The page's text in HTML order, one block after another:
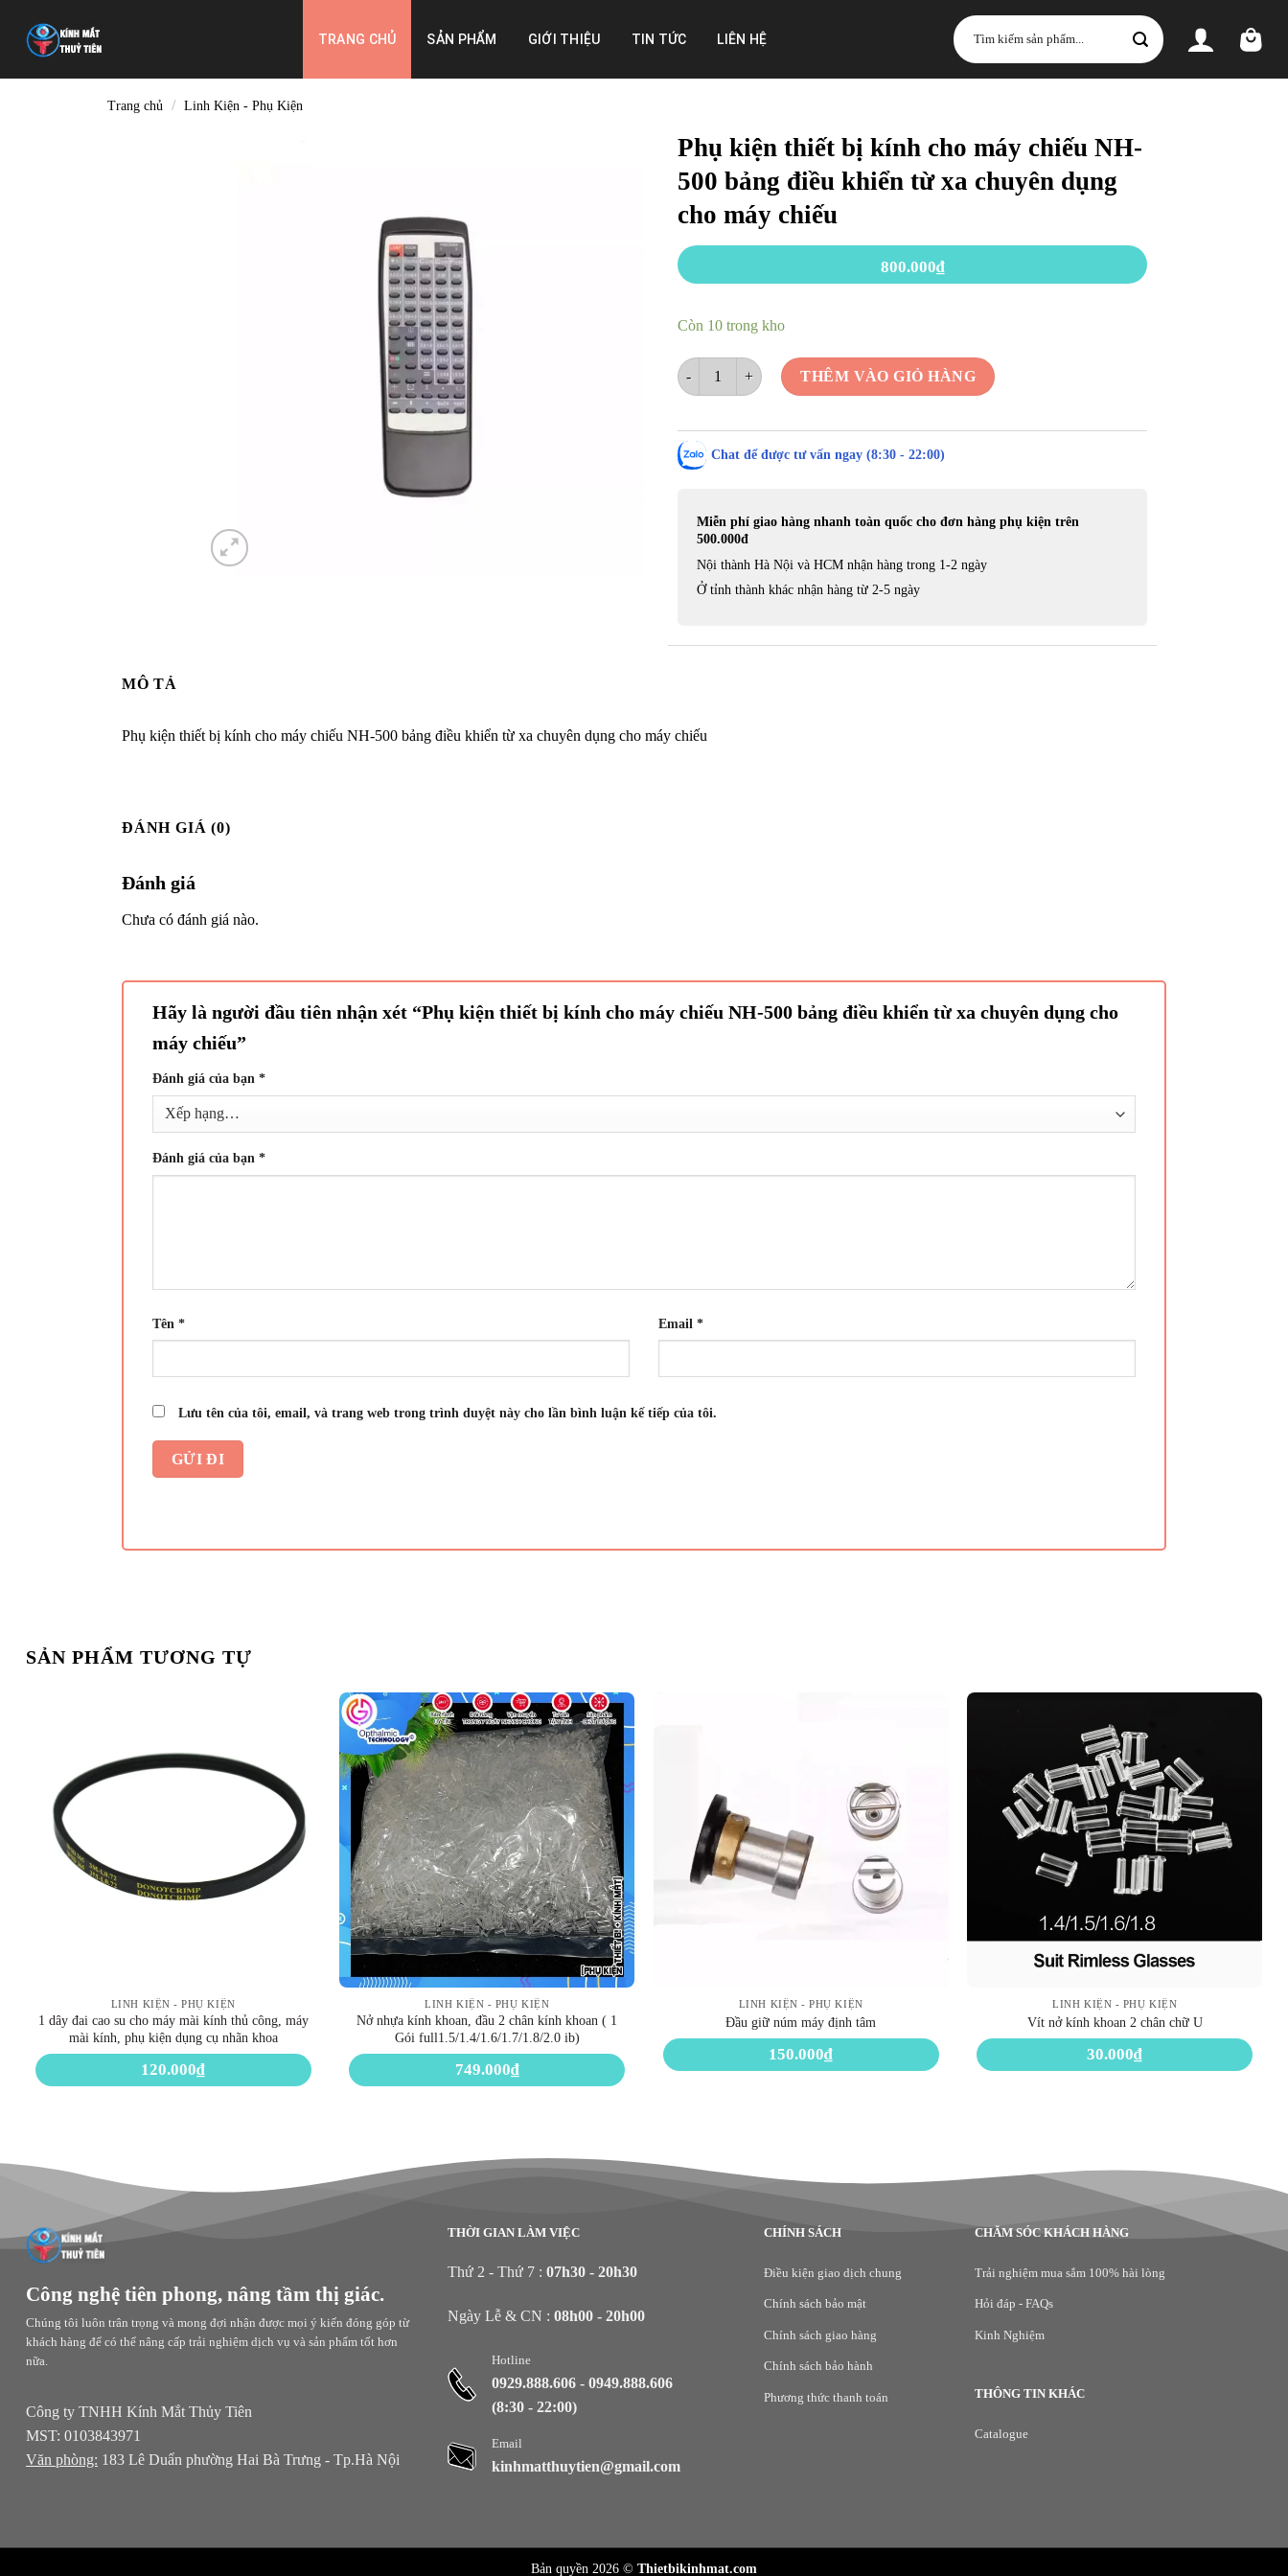
content
TRANG CHỦ SẢN PHẨM GIỚI THIỆU TIN TỨC LIÊN HỆ
Tìm
kiếm:
Trang chủ / Linh Kiện - Phụ Kiện
Phụ kiện thiết bị kính cho máy chiếu NH-
500 bảng điều khiển từ xa chuyên dụng
cho máy chiếu
800.000₫
Còn 10 trong kho
Phụ kiện thiết bị kính cho máy chiếu NH-500 bảng điều khiển từ xa chuyên dụng cho máy chiếu số
THÊM VÀO GIỎ HÀNG
Chat để được tư vấn ngay (8:30 - 22:00)
Miễn phí giao hàng nhanh toàn quốc cho đơn hàng phụ kiện trên
500.000đ
Nội thành Hà Nội và HCM nhận hàng trong 1-2 ngày
Ở tỉnh thành khác nhận hàng từ 2-5 ngày
MÔ TẢ
Phụ kiện thiết bị kính cho máy chiếu NH-500 bảng điều khiển từ xa chuyên dụng cho máy chiếu
ĐÁNH GIÁ (0)
Đánh giá
Chưa có đánh giá nào.
Hãy là người đầu tiên nhận xét “Phụ kiện thiết bị kính cho máy chiếu NH-500 bảng điều khiển từ xa chuyên dụng cho
máy chiếu”
Đánh giá của bạn *
Đánh giá của bạn *
Tên * Email *
Lưu tên của tôi, email, và trang web trong trình duyệt này cho lần bình luận kế tiếp của tôi.
SẢN PHẨM TƯƠNG TỰ
LINH KIỆN - PHỤ KIỆN
1 dây đai cao su cho máy mài kính thủ công, máy
mài kính, phụ kiện dụng cụ nhãn khoa
120.000₫
LINH KIỆN - PHỤ KIỆN
Nở nhựa kính khoan, đầu 2 chân kính khoan ( 1
Gói full1.5/1.4/1.6/1.7/1.8/2.0 ib)
749.000₫
LINH KIỆN - PHỤ KIỆN
Đầu giữ núm máy định tâm
150.000₫
LINH KIỆN - PHỤ KIỆN
Vít nở kính khoan 2 chân chữ U
30.000₫
Công nghệ tiên phong, nâng tầm thị giác.
Chúng tôi luôn trân trọng và mong đợi nhận được mọi ý kiến đóng góp từ
khách hàng để có thể nâng cấp trải nghiệm dịch vụ và sản phẩm tốt hơn
nữa.
Công ty TNHH Kính Mắt Thủy Tiên
MST: 0103843971
Văn phòng: 183 Lê Duẩn phường Hai Bà Trưng - Tp.Hà Nội
THỜI GIAN LÀM VIỆC
Thứ 2 - Thứ 7 : 07h30 - 20h30
Ngày Lễ & CN : 08h00 - 20h00
Hotline
0929.888.606 - 0949.888.606
(8:30 - 22:00)
Email
kinhmatthuytien@gmail.com
CHÍNH SÁCH
Điều kiện giao dịch chung
Chính sách bảo mật
Chính sách giao hàng
Chính sách bảo hành
Phương thức thanh toán
CHĂM SÓC KHÁCH HÀNG
Trải nghiệm mua sắm 100% hài lòng
Hỏi đáp - FAQs
Kinh Nghiệm
THÔNG TIN KHÁC
Catalogue
Bản quyền 2026 © Thietbikinhmat.com